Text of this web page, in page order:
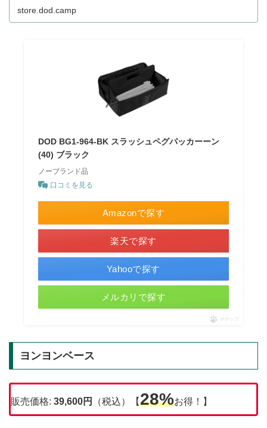
store.dod.camp
DOD BG1-964-BK スラッシュペグパッカーーン
(40) ブラック
ノーブランド品
口コミを見る
Amazonで探す
楽天で探す
Yahooで探す
メルカリで探す
ポチップ
ヨンヨンベース
販売価格: 39,600円 （税込）【28%お得！】